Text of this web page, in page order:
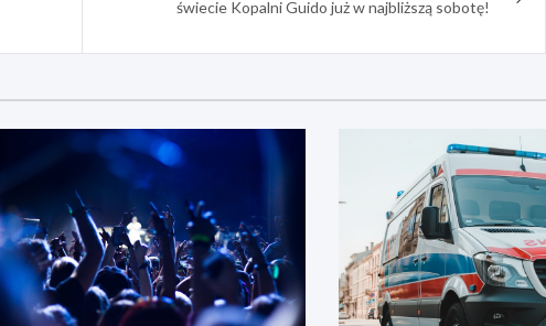
świecie Kopalni Guido już w najbliższą sobotę!